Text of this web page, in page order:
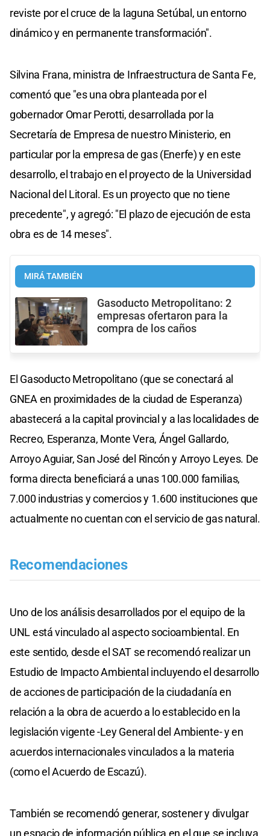
reviste por el cruce de la laguna Setúbal, un entorno
dinámico y en permanente transformación".
Silvina Frana, ministra de Infraestructura de Santa Fe,
comentó que "es una obra planteada por el
gobernador Omar Perotti, desarrollada por la
Secretaría de Empresa de nuestro Ministerio, en
particular por la empresa de gas (Enerfe) y en este
desarrollo, el trabajo en el proyecto de la Universidad
Nacional del Litoral. Es un proyecto que no tiene
precedente", y agregó: "El plazo de ejecución de esta
obra es de 14 meses".
MIRÁ TAMBIÉN
Gasoducto Metropolitano: 2
empresas ofertaron para la
compra de los caños
El Gasoducto Metropolitano (que se conectará al
GNEA en proximidades de la ciudad de Esperanza)
abastecerá a la capital provincial y a las localidades de
Recreo, Esperanza, Monte Vera, Ángel Gallardo,
Arroyo Aguiar, San José del Rincón y Arroyo Leyes. De
forma directa beneficiará a unas 100.000 familias,
7.000 industrias y comercios y 1.600 instituciones que
actualmente no cuentan con el servicio de gas natural.
Recomendaciones
Uno de los análisis desarrollados por el equipo de la
UNL está vinculado al aspecto socioambiental. En
este sentido, desde el SAT se recomendó realizar un
Estudio de Impacto Ambiental incluyendo el desarrollo
de acciones de participación de la ciudadanía en
relación a la obra de acuerdo a lo establecido en la
legislación vigente -Ley General del Ambiente- y en
acuerdos internacionales vinculados a la materia
(como el Acuerdo de Escazú).
También se recomendó generar, sostener y divulgar
un espacio de información pública en el que se incluya